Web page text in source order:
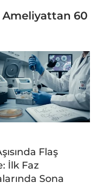
Ameliyattan 60
Flaş
İlk Faz
Sona